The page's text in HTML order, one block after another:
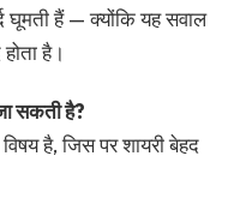
घूमती हैं — क्योंकि यह सवाल
है।
सकती है?
है, जिस पर शायरी बेहद